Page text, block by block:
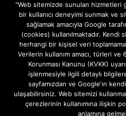
Gizlilik ve Çerezler (Cookies) Politikası
Hakkımızda
İletişim Kanalları
MODEM KURULUM
TEKNİK DESTEK
TELEVİZYON SİSTEMLERİ
"Web sitemizde sunulan hizmetleri
bir kullanıcı deneyimi sunmak ve
sağlamak amacıyla Google
(cookies) kullanılmaktadır. Kendi
herhangi bir kişisel veri
Verilerin kullanım amacı, türleri ve
Korunması Kanunu (KVKK)
işlenmesiyle ilgili detaylı
sayfamızdan ve Google'ın
ulaşabilirsiniz. Web sitemizi
çerezlerinin kullanımına ilişkin
anlamına